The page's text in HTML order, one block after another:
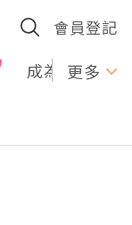
會員登記
成為U更多